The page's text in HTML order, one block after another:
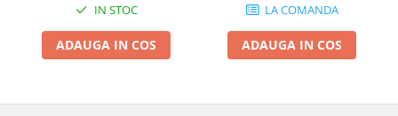
IN STOC
ADAUGA IN COS
LA COMANDA
ADAUGA IN COS